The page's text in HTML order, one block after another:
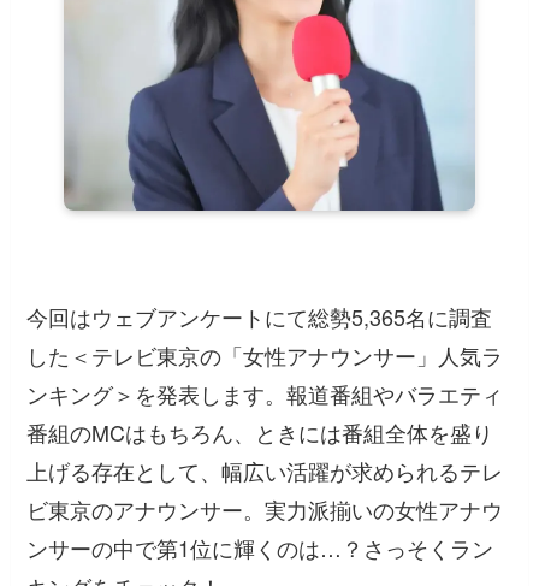
今回はウェブアンケートにて総勢5,365名に調査
した＜テレビ東京の「女性アナウンサー」人気ラ
ンキング＞を発表します。報道番組やバラエティ
番組のMCはもちろん、ときには番組全体を盛り
上げる存在として、幅広い活躍が求められるテレ
ビ東京のアナウンサー。実力派揃いの女性アナウ
ンサーの中で第1位に輝くのは…？さっそくラン